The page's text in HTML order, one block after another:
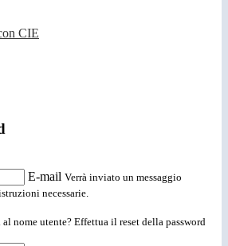
CIE
E-mail Verrà inviato un messaggio
necessarie.
nome utente? Effettua il reset della password